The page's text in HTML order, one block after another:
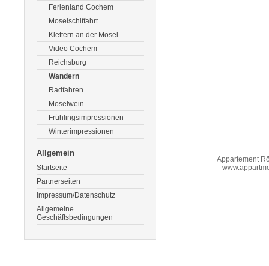
Ferienland Cochem
Moselschiffahrt
Klettern an der Mosel
Video Cochem
Reichsburg
Wandern
Radfahren
Moselwein
Frühlingsimpressionen
Winterimpressionen
Allgemein
Startseite
Partnerseiten
Impressum/Datenschutz
Allgemeine
Geschäftsbedingungen
Appartement